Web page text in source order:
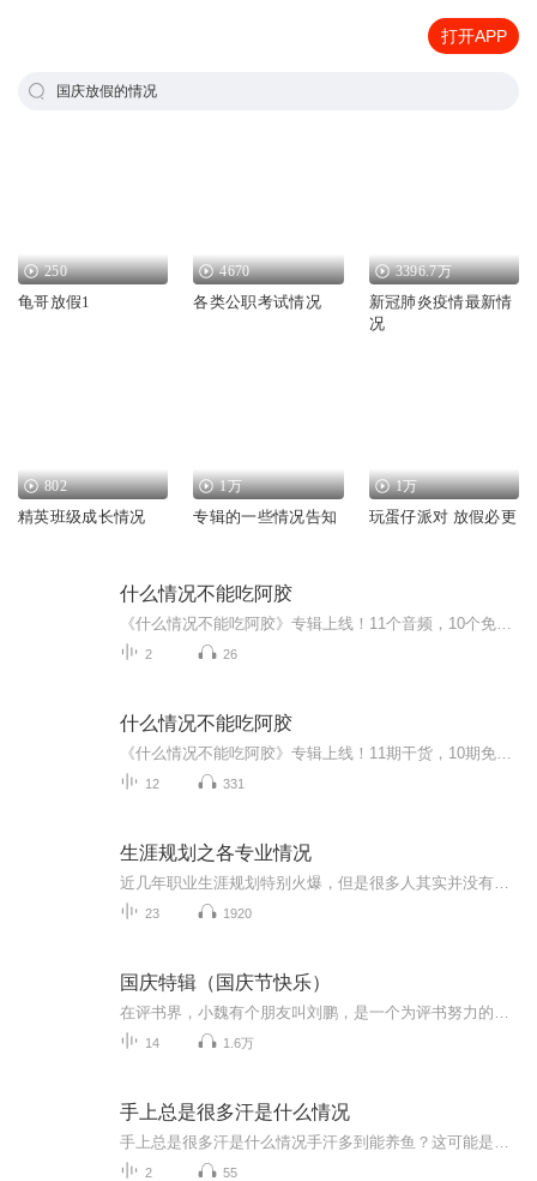
打开APP
国庆放假的情况
250
龟哥放假1
4670
各类公职考试情况
3396.7万
新冠肺炎疫情最新情
况
802
精英班级成长情况
1万
专辑的一些情况告知
1万
玩蛋仔派对 放假必更
什么情况不能吃阿胶
2 26
什么情况不能吃阿胶
12 331
生涯规划之各专业情况
23 1920
国庆特辑（国庆节快乐）
14 1.6万
手上总是很多汗是什么情况
2 55